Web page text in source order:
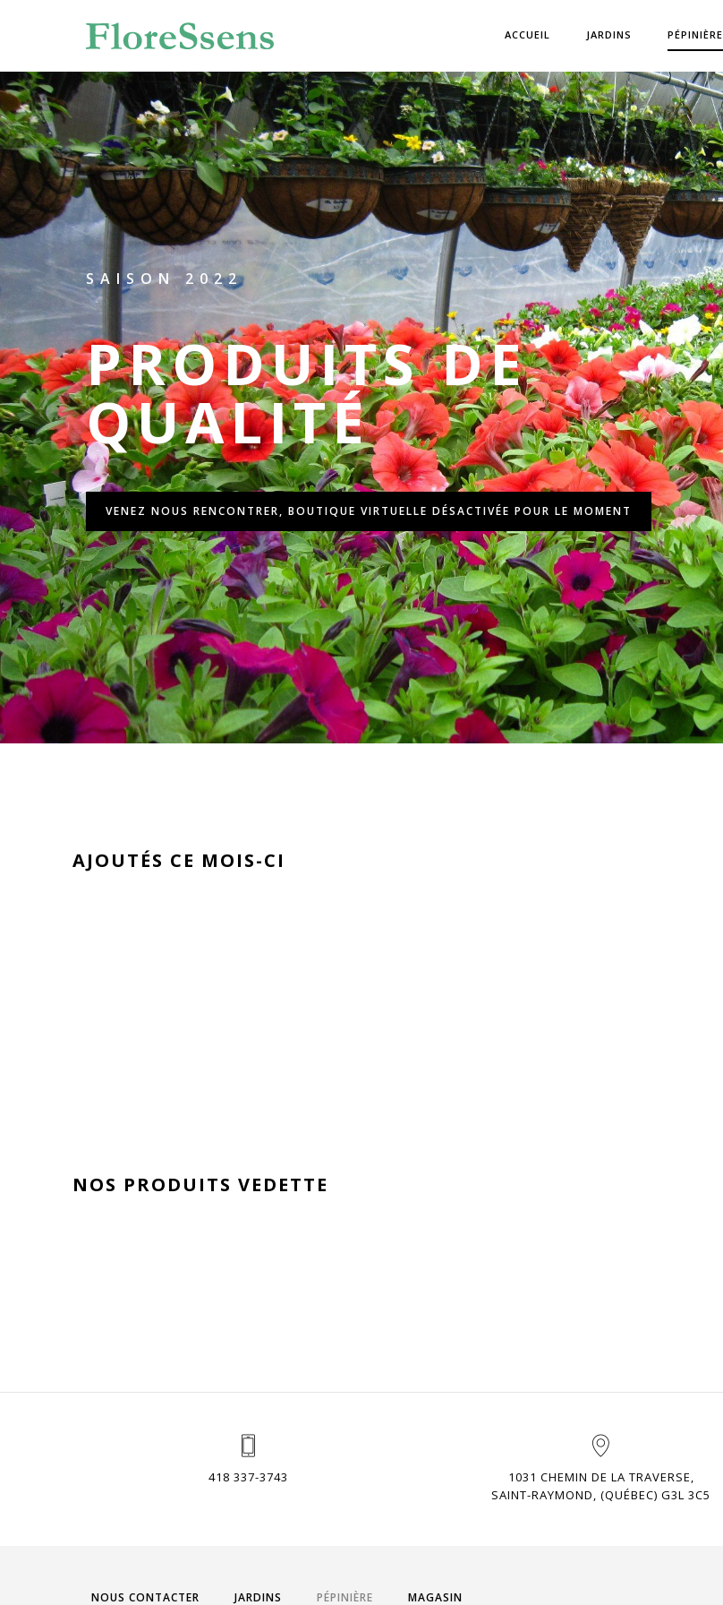
ACCUEIL JARDINS PÉPINIÈRE
SAISON 2022
PRODUITS DE
QUALITÉ
VENEZ NOUS RENCONTRER, BOUTIQUE VIRTUELLE DÉSACTIVÉE POUR LE MOMENT
AJOUTÉS CE MOIS-CI
NOS PRODUITS VEDETTE
418 337-3743
1031 CHEMIN DE LA TRAVERSE,
SAINT-RAYMOND, (QUÉBEC) G3L 3C5
NOUS CONTACTER JARDINS PÉPINIÈRE MAGASIN